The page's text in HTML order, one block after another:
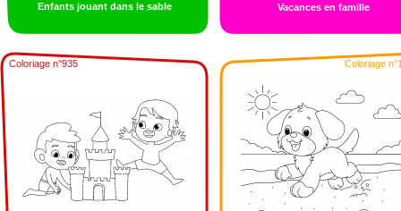
Enfants jouant dans le sable Vacances en famille
Coloriage n°935 Coloriage